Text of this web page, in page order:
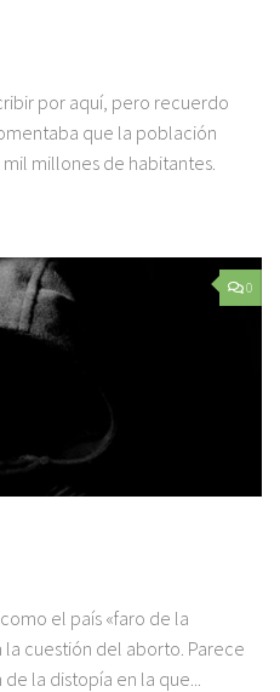
por aquí, pero recuerdo
que la población
millones de habitantes.
0
el país «faro de la
cuestión del aborto. Parece
la distopía en la que...